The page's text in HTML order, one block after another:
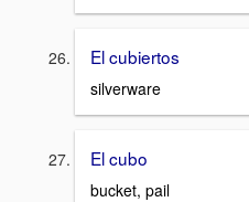
El cubiertos
silverware
El cubo
bucket, pail